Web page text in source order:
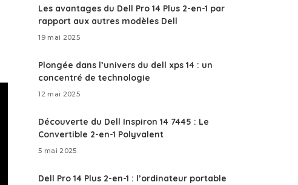
Les avantages du Dell Pro 14 Plus 2-en-1 par
rapport aux autres modèles Dell
19 mai 2025
Plongée dans l’univers du dell xps 14 : un
concentré de technologie
12 mai 2025
Découverte du Dell Inspiron 14 7445 : Le
Convertible 2-en-1 Polyvalent
5 mai 2025
Dell Pro 14 Plus 2-en-1 : l’ordinateur portable